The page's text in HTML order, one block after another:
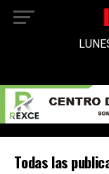
Todas las